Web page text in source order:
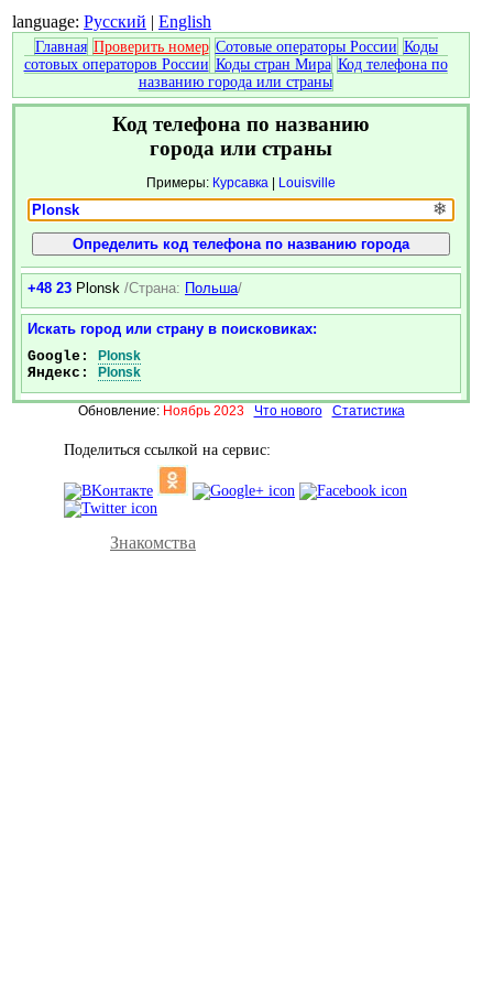
language: Русский | English
Главная Проверить номер Сотовые операторы России Коды
сотовых операторов России Коды стран Мира Код телефона по
названию города или страны
Код телефона по названию
города или страны
Примеры: Курсавка | Louisville
❄
+48 23 Plonsk /Страна: Польша/
Искать город или страну в поисковиках:
Google: Plonsk
Яндекс: Plonsk
Обновление: Ноябрь 2023 Что нового Статистика
Поделиться ссылкой на сервис:
Знакомства